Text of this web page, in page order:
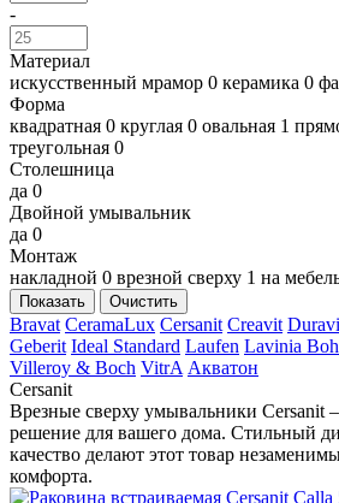
-
Материал
искусственный мрамор 0 керамика 0
Форма
квадратная 0 круглая 0 овальная 1
треугольная 0
Столешница
да 0
Двойной умывальник
да 0
Монтаж
накладной 0 врезной сверху 1 на
Показать Очистить
Bravat CeramaLux Cersanit Creavit
Geberit Ideal Standard Laufen Lavinia
Villeroy & Boch VitrA Акватон
Cersanit
Врезные сверху умывальники Cersanit
решение для вашего дома. Стильный
качество делают этот товар
комфорта.